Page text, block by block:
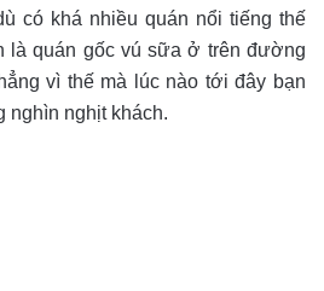
có khá nhiều quán nổi tiếng thế
là quán gốc vú sữa ở trên đường
vì thế mà lúc nào tới đây bạn
nghìn nghịt khách.